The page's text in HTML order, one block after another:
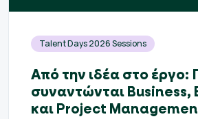
Talent Days 2026 Sessions
Από την ιδέα στο έργο:
συναντώνται Business,
και Project